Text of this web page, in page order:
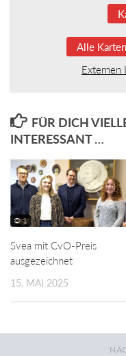
Alle
Externen
FÜR DICH
INTERESSANT …
© 1
Svea mit CvO-Preis
ausgezeichnet
15. MAI 2025